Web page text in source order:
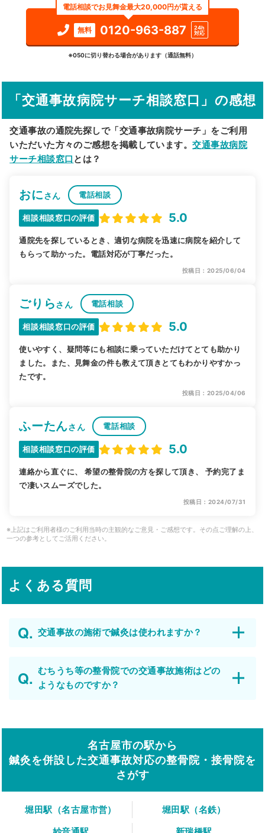
検索する
詳細条件で絞り込む
駅から探す 院名から探す
電話相談でお見舞金最大20,000円が貰える
無料 0120-963-887
24h
対応
※050に切り替わる場合があります（通話無料）
「交通事故病院サーチ相談窓口」の感想
交通事故の通院先探しで「交通事故病院サーチ」をご利用
いただいた方々のご感想を掲載しています。交通事故病院
サーチ相談窓口 とは？
おにさん 電話相談
相談相談窓口の評価 5.0
通院先を探しているとき、適切な病院を迅速に病院を紹介して
もらって助かった。電話対応が丁寧だった。
投稿日：2025/06/04
ごりらさん 電話相談
相談相談窓口の評価 5.0
使いやすく、疑問等にも相談に乗っていただけてとても助かり
ました。また、見舞金の件も教えて頂きとてもわかりやすかっ
たです。
投稿日：2025/04/06
ふーたんさん 電話相談
相談相談窓口の評価 5.0
連絡から直ぐに、 希望の整骨院の方を探して頂き、 予約完了ま
で凄いスムーズでした。
投稿日：2024/07/31
※上記はご利用者様のご利用当時の主観的なご意見・ご感想です。その点ご理解の上、
一つの参考としてご活用ください。
よくある質問
交通事故の施術で鍼灸は使われますか？
むちうち等の整骨院での交通事故施術はどの
ようなものですか？
名古屋市の駅から
鍼灸を併設した交通事故対応の整骨院・接骨院を
さがす
堀田駅（名古屋市営）
堀田駅（名鉄）